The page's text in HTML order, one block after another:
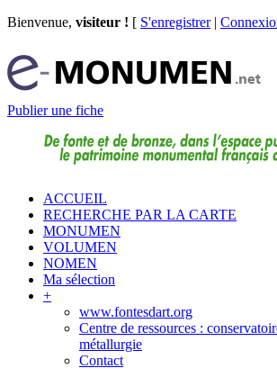
Bienvenue, visiteur ! [ S'enregistrer|
Publier une fiche
ACCUEIL
RECHERCHE PAR LA CARTE
MONUMEN
VOLUMEN
NOMEN
Ma sélection
+
www.fontesdart.org
Centre de ressources :
métallurgie
Contact